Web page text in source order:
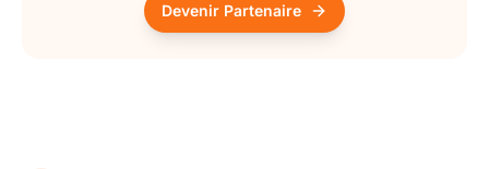
Devenir Partenaire